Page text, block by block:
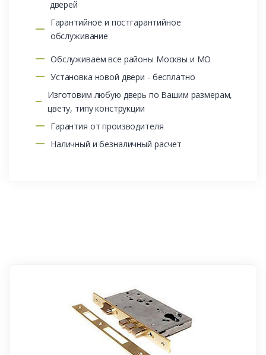
дверей
Гарантийное и постгарантийное
обслуживание
Обслуживаем все районы Москвы и МО
Установка новой двери - бесплатно
Изготовим любую дверь по Вашим размерам,
цвету, типу конструкции
Гарантия от производителя
Наличный и безналичный расчет